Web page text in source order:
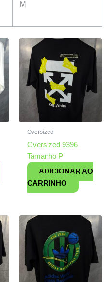
M
Oversized
Oversized 9396
Tamanho P
ADICIONAR AO
CARRINHO